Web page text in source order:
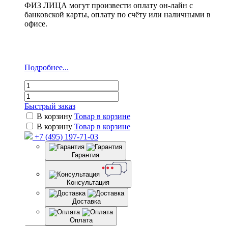
ФИЗ ЛИЦА могут произвести оплату он-лайн с
банковской карты, оплату по счёту или наличными в
офисе.
Подробнее...
Быстрый заказ
В корзину Товар в корзине
В корзину Товар в корзине
+7 (495) 197-71-03
Гарантия
Консультация
Доставка
Оплата